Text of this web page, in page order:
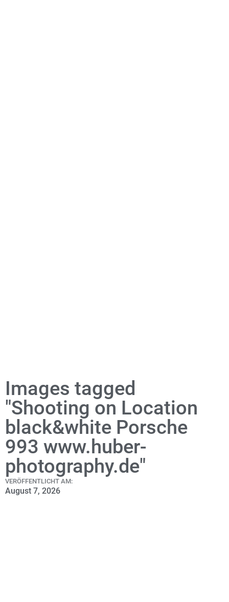
Images tagged
"Shooting on Location
black&white Porsche
993 www.huber-
photography.de"
VERÖFFENTLICHT AM:
August 7, 2026